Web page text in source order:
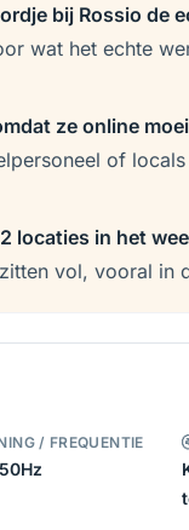
bij Rossio de
wat het echte
ze online
of
locaties in het
vol, vooral in
/ FREQUENTIE